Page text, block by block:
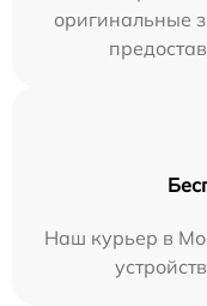
оригинальные
Наш курьер в